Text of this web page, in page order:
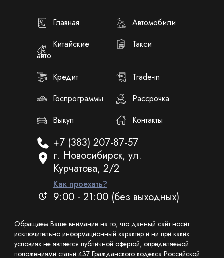
Главная
Автомобили
Китайские
авто
Такси
Кредит
Trade-in
Госпрограммы
Рассрочка
Выкуп
Контакты
+7 (383) 207-87-57
г. Новосибирск, ул.
Курчатова, 2/2
Как проехать?
9:00 - 21:00 (без выходных)
Обращаем Ваше внимание на то, что данный сайт носит
исключительно информационный характер и ни при каких
условиях не является публичной офертой, определяемой
положениями статьи 437 Гражданского кодекса Российской